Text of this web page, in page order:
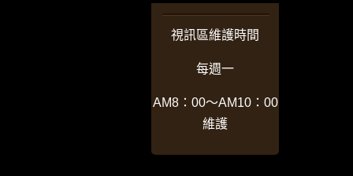
視訊區維護時間
每週一
AM8：00〜AM10：00
維護